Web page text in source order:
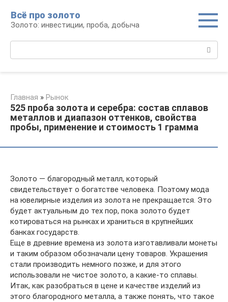
контенту
Всё про золото
Золото: инвестиции, проба, добыча
Главная » Рынок
525 проба золота и серебра: состав сплавов
металлов и диапазон оттенков, свойства
пробы, применение и стоимость 1 грамма
Золото — благородный металл, который
свидетельствует о богатстве человека. Поэтому мода
на ювелирные изделия из золота не прекращается. Это
будет актуальным до тех пор, пока золото будет
котироваться на рынках и храниться в крупнейших
банках государств.
Еще в древние времена из золота изготавливали монеты
и таким образом обозначали цену товаров. Украшения
стали производить немного позже, и для этого
использовали не чистое золото, а какие-то сплавы.
Итак, как разобраться в цене и качестве изделий из
этого благородного металла, а также понять, что такое